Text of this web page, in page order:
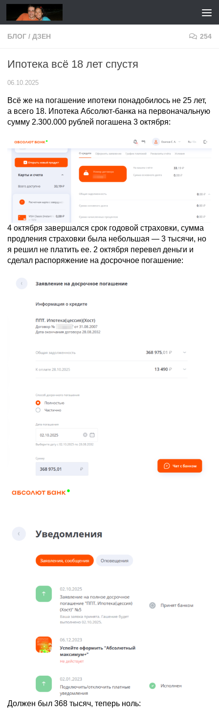
Перейти к содержимому
БЛОГ / ДЗЕН 254
Ипотека всё 18 лет спустя
06.10.2025
Всё же на погашение ипотеки понадобилось не 25 лет,
а всего 18. Ипотека Абсолют-банка на первоначальную
сумму 2.300.000 рублей погашена 3 октября:
4 октября завершался срок годовой страховки, сумма
продления страховки была небольшая — 3 тысячи, но
я решил не платить ее. 2 октября перевел деньги и
сделал распоряжение на досрочное погашение:
Должен был 368 тысяч, теперь ноль: